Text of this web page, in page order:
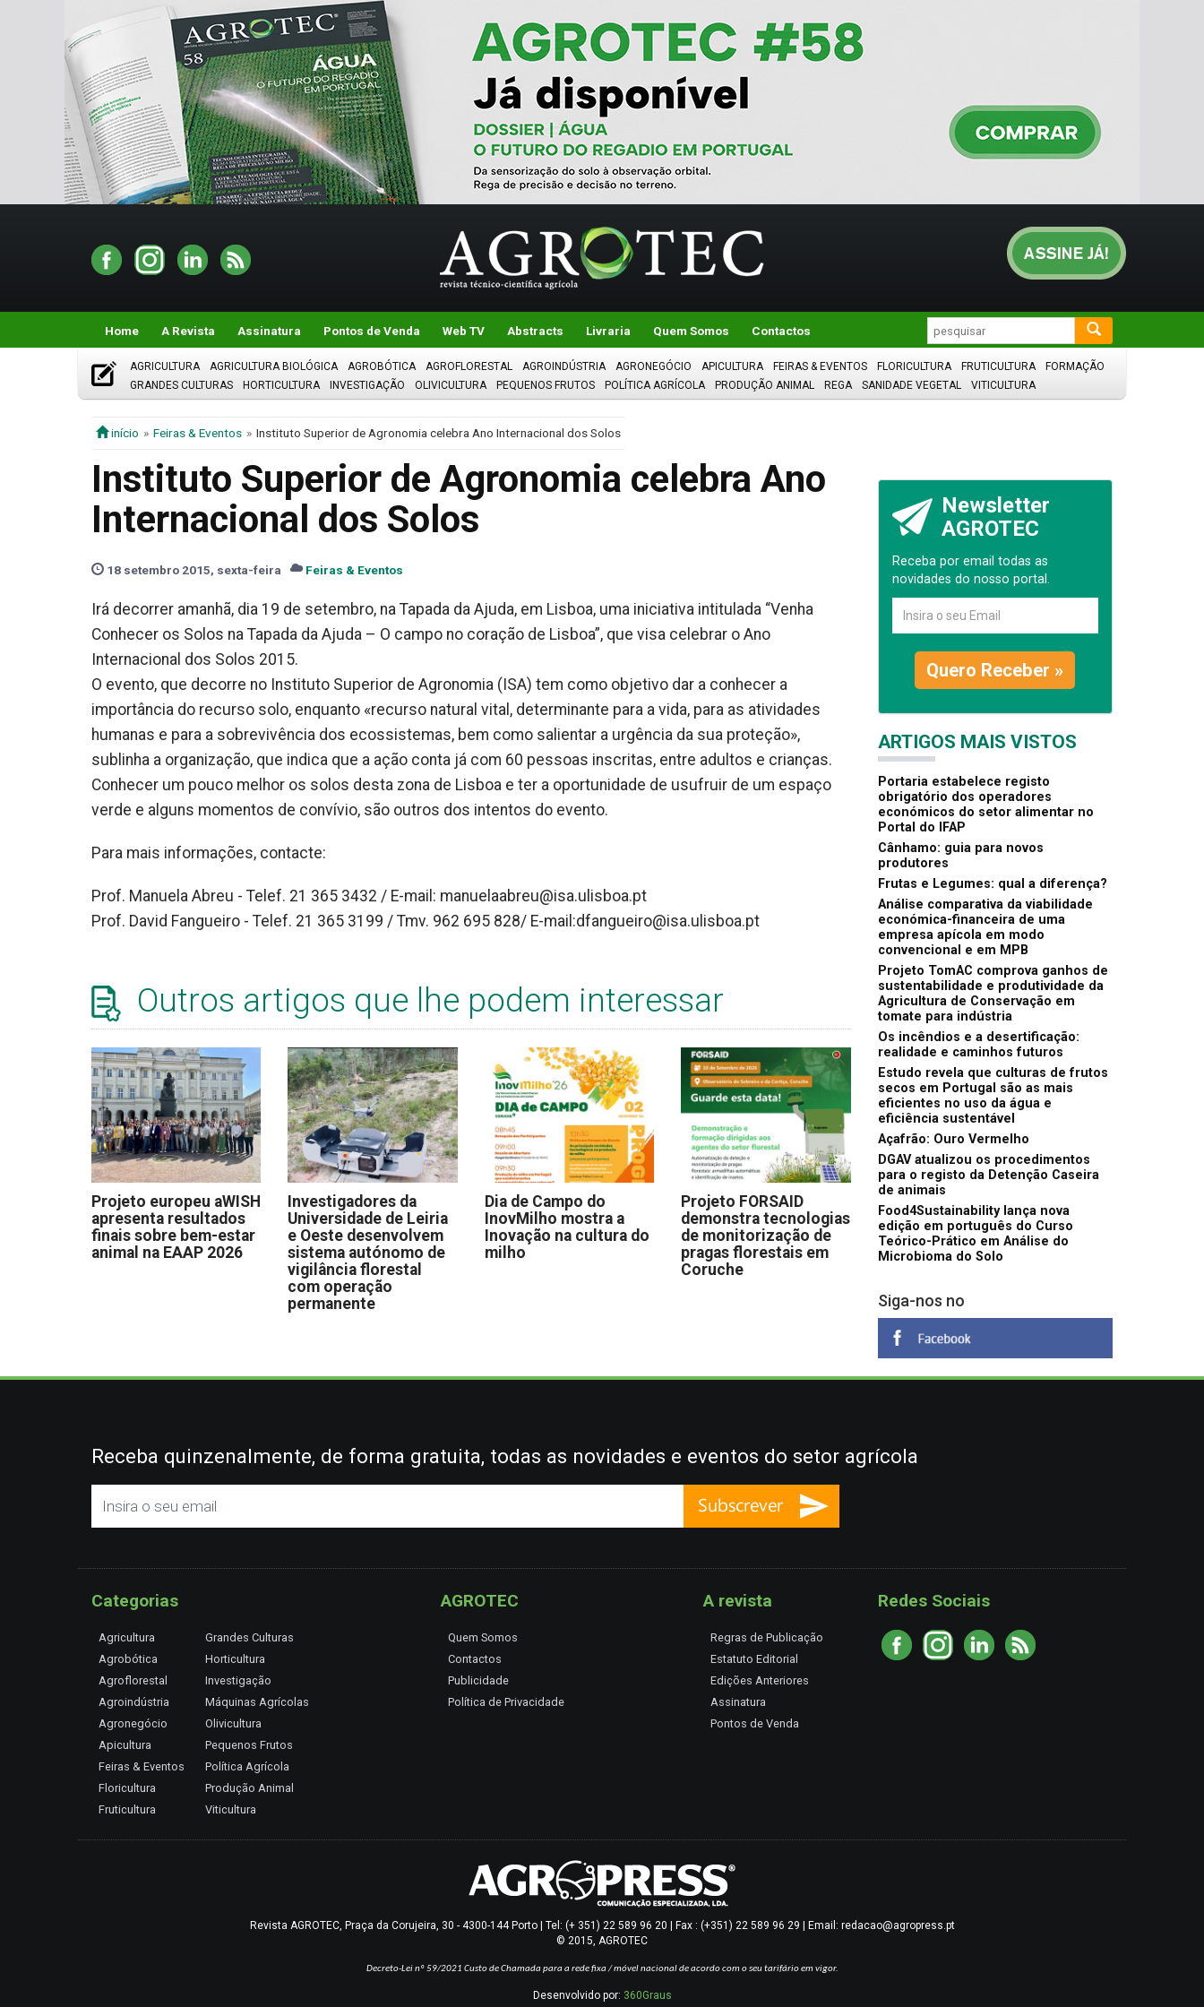
Home A Revista Assinatura Pontos de Venda Web TV Abstracts Livraria Quem Somos Contactos
AGRICULTURA AGRICULTURA BIOLÓGICA AGROBÓTICA AGROFLORESTAL AGROINDÚSTRIA AGRONEGÓCIO APICULTURA FEIRAS & EVENTOS FLORICULTURA FRUTICULTURA
FORMAÇÃO
GRANDES CULTURAS
HORTICULTURA INVESTIGAÇÃO OLIVICULTURA PEQUENOS FRUTOS POLÍTICA AGRÍCOLA PRODUÇÃO ANIMAL REGA SANIDADE VEGETAL VITICULTURA
início Feiras & Eventos Instituto Superior de Agronomia celebra Ano Internacional dos Solos
Instituto Superior de Agronomia celebra Ano
Internacional dos Solos
18 setembro 2015, sexta-feira Feiras & Eventos
Irá decorrer amanhã, dia 19 de setembro, na Tapada da Ajuda, em Lisboa, uma iniciativa intitulada “Venha
Conhecer os Solos na Tapada da Ajuda – O campo no coração de Lisboa”, que visa celebrar o Ano
Internacional dos Solos 2015.
O evento, que decorre no Instituto Superior de Agronomia (ISA) tem como objetivo dar a conhecer a
importância do recurso solo, enquanto «recurso natural vital, determinante para a vida, para as atividades
humanas e para a sobrevivência dos ecossistemas, bem como salientar a urgência da sua proteção»,
sublinha a organização, que indica que a ação conta já com 60 pessoas inscritas, entre adultos e crianças.
Conhecer um pouco melhor os solos desta zona de Lisboa e ter a oportunidade de usufruir de um espaço
verde e alguns momentos de convívio, são outros dos intentos do evento.
Para mais informações, contacte:
Prof. Manuela Abreu - Telef. 21 365 3432 / E-mail: manuelaabreu@isa.ulisboa.pt
Prof. David Fangueiro - Telef. 21 365 3199 / Tmv. 962 695 828/ E-mail:dfangueiro@isa.ulisboa.pt
Outros artigos que lhe podem interessar
Projeto europeu aWISH
apresenta resultados
finais sobre bem-estar
animal na EAAP 2026
Investigadores da
Universidade de Leiria
e Oeste desenvolvem
sistema autónomo de
vigilância florestal
com operação
permanente
Dia de Campo do
InovMilho mostra a
Inovação na cultura do
milho
Projeto FORSAID
demonstra tecnologias
de monitorização de
pragas florestais em
Coruche
Newsletter
AGROTEC
Receba por email todas as
novidades do nosso portal.
Quero Receber »
ARTIGOS MAIS VISTOS
Portaria estabelece registo
obrigatório dos operadores
económicos do setor alimentar no
Portal do IFAP
Cânhamo: guia para novos
produtores
Frutas e Legumes: qual a diferença?
Análise comparativa da viabilidade
económica-financeira de uma
empresa apícola em modo
convencional e em MPB
Projeto TomAC comprova ganhos de
sustentabilidade e produtividade da
Agricultura de Conservação em
tomate para indústria
Os incêndios e a desertificação:
realidade e caminhos futuros
Estudo revela que culturas de frutos
secos em Portugal são as mais
eficientes no uso da água e
eficiência sustentável
Açafrão: Ouro Vermelho
DGAV atualizou os procedimentos
para o registo da Detenção Caseira
de animais
Food4Sustainability lança nova
edição em português do Curso
Teórico-Prático em Análise do
Microbioma do Solo
Siga-nos no
Receba quinzenalmente, de forma gratuita, todas as novidades e eventos do setor agrícola
Categorias
Agricultura
Agrobótica
Agroflorestal
Agroindústria
Agronegócio
Apicultura
Feiras & Eventos
Floricultura
Fruticultura
Grandes Culturas
Horticultura
Investigação
Máquinas Agrícolas
Olivicultura
Pequenos Frutos
Política Agrícola
Produção Animal
Viticultura
AGROTEC
Quem Somos
Contactos
Publicidade
Política de Privacidade
A revista
Regras de Publicação
Estatuto Editorial
Edições Anteriores
Assinatura
Pontos de Venda
Redes Sociais
Revista AGROTEC, Praça da Corujeira, 30 - 4300-144 Porto | Tel: (+ 351) 22 589 96 20 | Fax : (+351) 22 589 96 29 | Email: redacao@agropress.pt
© 2015, AGROTEC
Decreto-Lei nº 59/2021 Custo de Chamada para a rede fixa / móvel nacional de acordo com o seu tarifário em vigor.
Desenvolvido por: 360Graus